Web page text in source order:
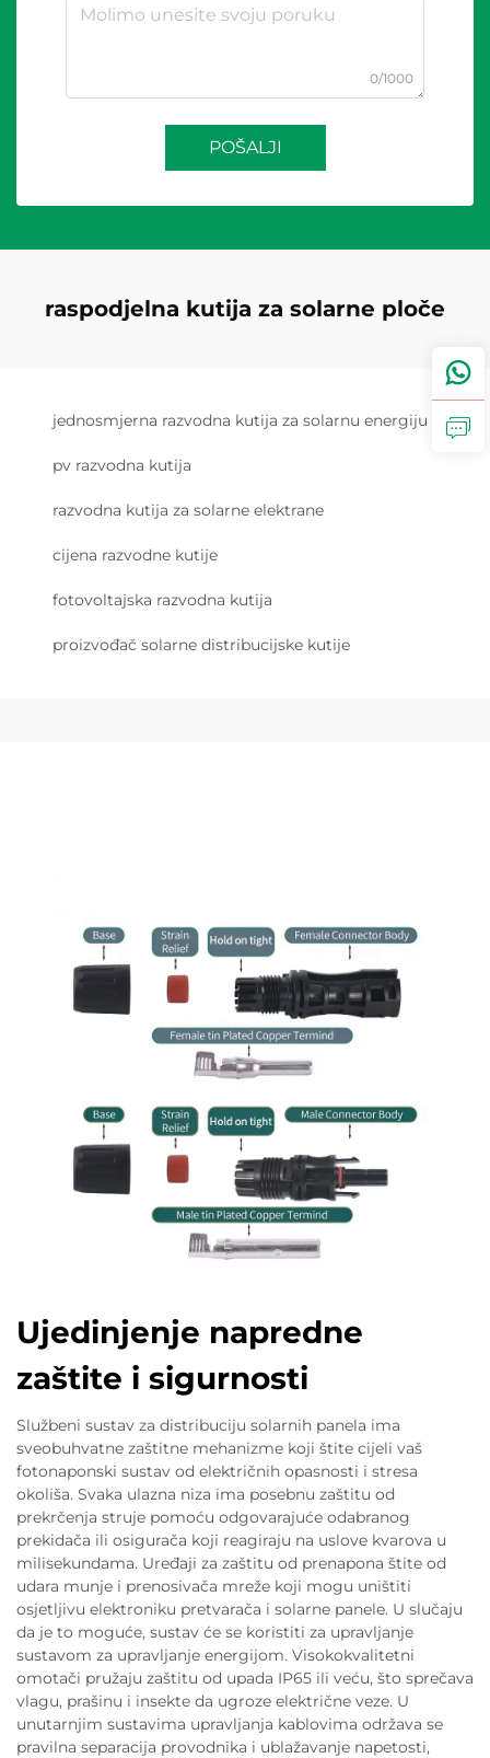
0/1000
POŠALJI
raspodjelna kutija za solarne ploče
jednosmjerna razvodna kutija za solarnu energiju
pv razvodna kutija
razvodna kutija za solarne elektrane
cijena razvodne kutije
fotovoltajska razvodna kutija
proizvođač solarne distribucijske kutije
Ujedinjenje napredne
zaštite i sigurnosti
Službeni sustav za distribuciju solarnih panela ima
sveobuhvatne zaštitne mehanizme koji štite cijeli vaš
fotonaponski sustav od električnih opasnosti i stresa
okoliša. Svaka ulazna niza ima posebnu zaštitu od
prekrčenja struje pomoću odgovarajuće odabranog
prekidača ili osigurača koji reagiraju na uslove kvarova u
milisekundama. Uređaji za zaštitu od prenapona štite od
udara munje i prenosivača mreže koji mogu uništiti
osjetljivu elektroniku pretvarača i solarne panele. U slučaju
da je to moguće, sustav će se koristiti za upravljanje
sustavom za upravljanje energijom. Visokokvalitetni
omotači pružaju zaštitu od upada IP65 ili veću, što sprečava
vlagu, prašinu i insekte da ugroze električne veze. U
unutarnjim sustavima upravljanja kablovima održava se
pravilna separacija provodnika i ublažavanje napetosti,